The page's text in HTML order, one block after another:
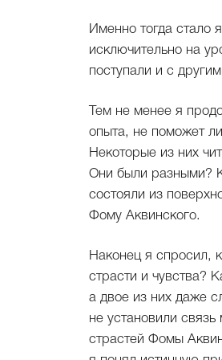
Именно тогда стало
исключительно на
поступали и с
Тем не менее я
опыта, не поможет
Некоторые из них
Они были разными?
состояли из
Фому Аквинского.
Наконец я спросил,
страсти и чувства?
а двое из них даже
не установили
страстей Фомы